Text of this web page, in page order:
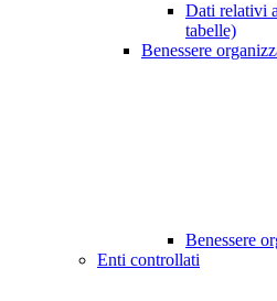
Dati relativi
tabelle)
Benessere
Benessere
Enti controllati